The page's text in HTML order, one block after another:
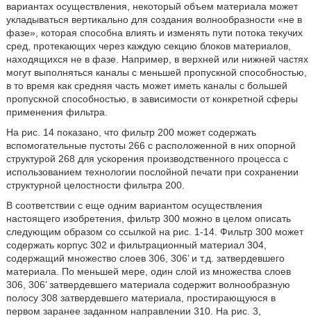
вариантах осуществления, некоторый объем материала может
укладываться вертикально для создания волнообразности «не в
фазе», которая способна влиять и изменять пути потока текучих
сред, протекающих через каждую секцию блоков материалов,
находящихся не в фазе. Например, в верхней или нижней частях
могут выполняться каналы с меньшей пропускной способностью,
в то время как средняя часть может иметь каналы с большей
пропускной способностью, в зависимости от конкретной сферы
применения фильтра.
На рис. 14 показано, что фильтр 200 может содержать
вспомогательные пустоты 266 с расположенной в них опорной
структурой 268 для ускорения производственного процесса с
использованием технологии послойной печати при сохранении
структурной целостности фильтра 200.
В соответствии с еще одним вариантом осуществления
настоящего изобретения, фильтр 300 можно в целом описать
следующим образом со ссылкой на рис. 1-14. Фильтр 300 может
содержать корпус 302 и фильтрационный материал 304,
содержащий множество слоев 306, 306’ и т.д. затвердевшего
материала. По меньшей мере, один слой из множества слоев
306, 306’ затвердевшего материала содержит волнообразную
полосу 308 затвердевшего материала, простирающуюся в
первом заранее заданном направлении 310. На рис. 3,